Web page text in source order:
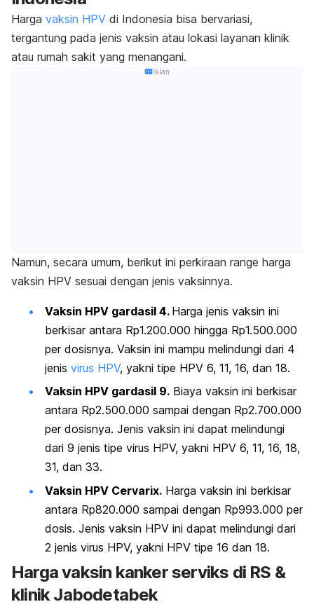
Harga vaksin HPV di Indonesia bisa bervariasi,
tergantung pada jenis vaksin atau lokasi layanan klinik
atau rumah sakit yang menangani.
Iklan
Namun, secara umum, berikut ini perkiraan range harga
vaksin HPV sesuai dengan jenis vaksinnya.
Vaksin HPV gardasil 4. Harga jenis vaksin ini
berkisar antara Rp1.200.000 hingga Rp1.500.000
per dosisnya. Vaksin ini mampu melindungi dari 4
jenis virus HPV, yakni tipe HPV 6, 11, 16, dan 18.
Vaksin HPV gardasil 9. Biaya vaksin ini berkisar
antara Rp2.500.000 sampai dengan Rp2.700.000
per dosisnya. Jenis vaksin ini dapat melindungi
dari 9 jenis tipe virus HPV, yakni HPV 6, 11, 16, 18,
31, dan 33.
Vaksin HPV Cervarix. Harga vaksin ini berkisar
antara Rp820.000 sampai dengan Rp993.000 per
dosis. Jenis vaksin HPV ini dapat melindungi dari
2 jenis virus HPV, yakni HPV tipe 16 dan 18.
Harga vaksin kanker serviks di RS &
klinik Jabodetabek